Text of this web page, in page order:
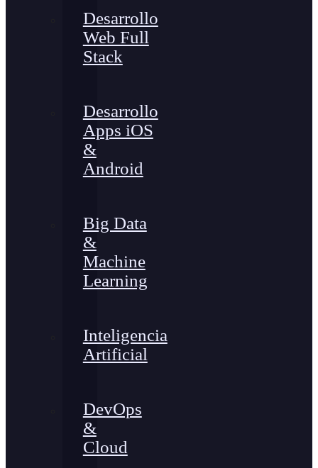
Desarrollo
Web Full
Stack
Desarrollo
Apps iOS
&
Android
Big Data
&
Machine
Learning
Inteligencia
Artificial
DevOps
&
Cloud